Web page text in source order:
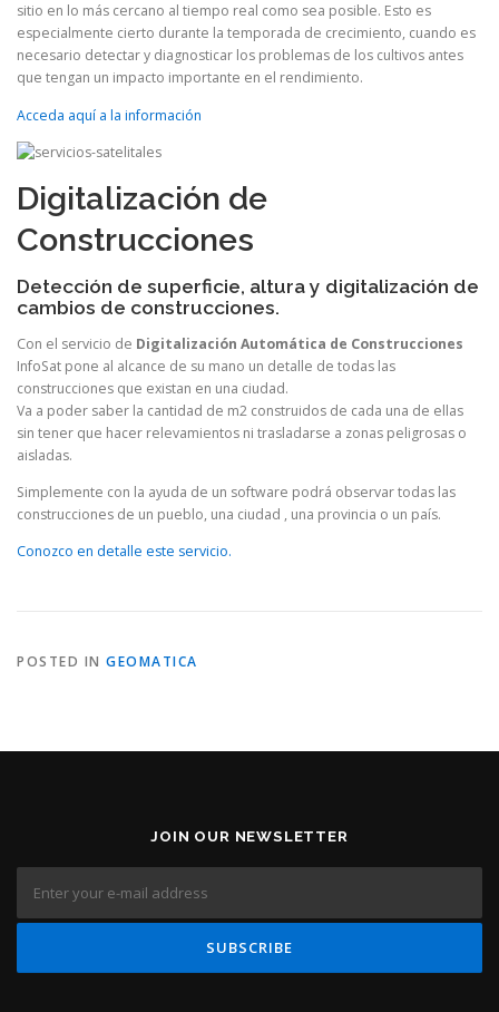
sitio en lo más cercano al tiempo real como sea posible. Esto es
especialmente cierto durante la temporada de crecimiento, cuando es
necesario detectar y diagnosticar los problemas de los cultivos antes
que tengan un impacto importante en el rendimiento.
Acceda aquí a la información
Digitalización de
Construcciones
Detección de superficie, altura y digitalización de
cambios de construcciones.
Con el servicio de Digitalización Automática de Construcciones
InfoSat pone al alcance de su mano un detalle de todas las
construcciones que existan en una ciudad.
Va a poder saber la cantidad de m2 construidos de cada una de ellas
sin tener que hacer relevamientos ni trasladarse a zonas peligrosas o
aisladas.
Simplemente con la ayuda de un software podrá observar todas las
construcciones de un pueblo, una ciudad , una provincia o un país.
Conozco en detalle este servicio.
POSTED IN GEOMATICA
JOIN OUR NEWSLETTER